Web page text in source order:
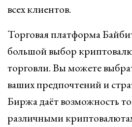
всех клиентов.
Торговая платформа
большой выбор
торговли. Вы можете
ваших предпочтений и
Биржа даёт возможность
различными